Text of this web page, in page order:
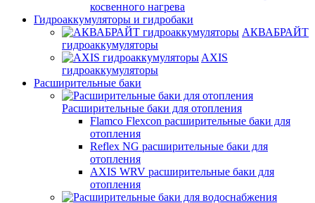
косвенного нагрева
Гидроаккумуляторы и гидробаки
АКВАБРАЙТ
гидроаккумуляторы
AXIS
гидроаккумуляторы
Расширительные баки
Расширительные баки для отопления
Flamco Flexcon расширительные баки для
отопления
Reflex NG расширительные баки для
отопления
AXIS WRV расширительные баки для
отопления